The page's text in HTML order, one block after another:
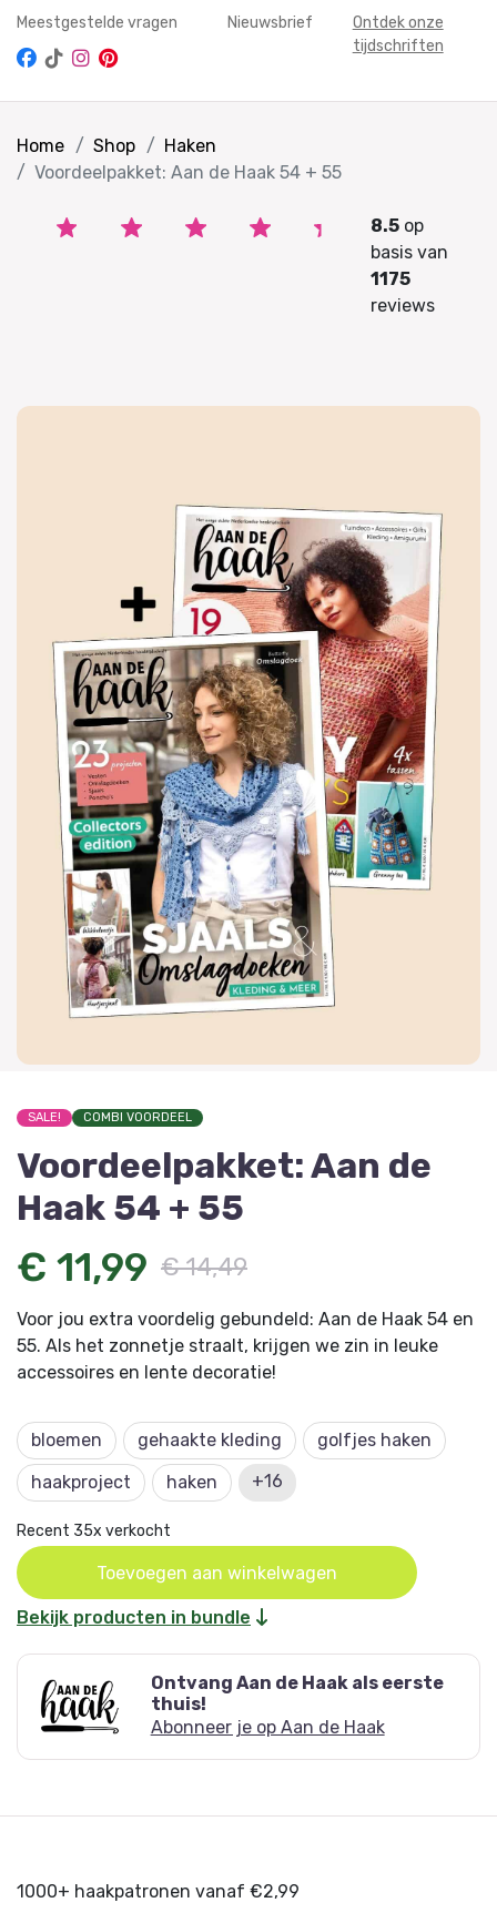
Meestgestelde vragen Nieuwsbrief
Ontdek onze
tijdschriften
Home Shop
Haken
Voordeelpakket: Aan de Haak 54 + 55
8.5op
basis van
1175
reviews
SALE! COMBI VOORDEEL
Voordeelpakket: Aan de
Haak 54 + 55
€ 11,99 € 14,49
Voor jou extra voordelig gebundeld: Aan de Haak 54 en
55. Als het zonnetje straalt, krijgen we zin in leuke
accessoires en lente decoratie!
bloemen gehaakte kleding
golfjes haken
haakproject
haken +16
Recent 35x verkocht
Oorspronkelijke
prijs
was:
€ 14,49.
Huidige
prijs
is:
€ 11,99.
Toevoegen aan winkelwagen
Bekijk producten in bundle
Ontvang Aan de Haak als eerste
thuis!
Abonneer je op Aan de Haak
1000+ haakpatronen vanaf €2,99